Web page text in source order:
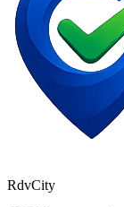
RdvCity